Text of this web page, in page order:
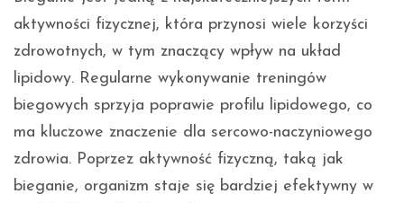
aktywności fizycznej, która przynosi wiele korzyści
zdrowotnych, w tym znaczący wpływ na układ
lipidowy. Regularne wykonywanie treningów
biegowych sprzyja poprawie profilu lipidowego, co
ma kluczowe znaczenie dla sercowo-naczyniowego
zdrowia. Poprzez aktywność fizyczną, taką jak
bieganie, organizm staje się bardziej efektywny w